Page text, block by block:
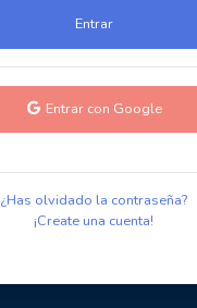
Entrar con Google
¿Has olvidado la contraseña?
¡Create una cuenta!